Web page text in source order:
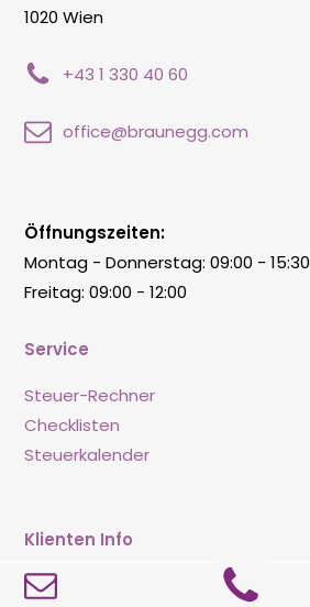
1020 Wien
+43 1 330 40 60
office@braunegg.com
Service
Steuer-Rechner
Checklisten
Steuerkalender
Klienten Info
Info Corner
Öffnungszeiten:
Montag - Donnerstag: 09:00 - 15:30
Freitag: 09:00 - 12:00